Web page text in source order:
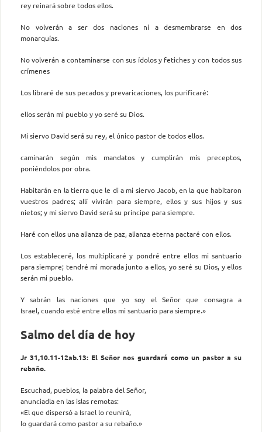
rey reinará sobre todos ellos.
No volverán a ser dos naciones ni a desmembrarse en dos
monarquías.
No volverán a contaminarse con sus ídolos y fetiches y con todos sus
crímenes
Los libraré de sus pecados y prevaricaciones, los purificaré:
ellos serán mi pueblo y yo seré su Dios.
Mi siervo David será su rey, el único pastor de todos ellos.
caminarán según mis mandatos y cumplirán mis preceptos,
poniéndolos por obra.
Habitarán en la tierra que le di a mi siervo Jacob, en la que habitaron
vuestros padres; allí vivirán para siempre, ellos y sus hijos y sus
nietos; y mi siervo David será su príncipe para siempre.
Haré con ellos una alianza de paz, alianza eterna pactaré con ellos.
Los estableceré, los multiplicaré y pondré entre ellos mi santuario
para siempre; tendré mi morada junto a ellos, yo seré su Dios, y ellos
serán mi pueblo.
Y sabrán las naciones que yo soy el Señor que consagra a
Israel, cuando esté entre ellos mi santuario para siempre.»
Salmo del día de hoy
Jr 31,10.11-12ab.13: El Señor nos guardará como un pastor a su
rebaño.
Escuchad, pueblos, la palabra del Señor,
anunciadla en las islas remotas:
«El que dispersó a Israel lo reunirá,
lo guardará como pastor a su rebaño.»